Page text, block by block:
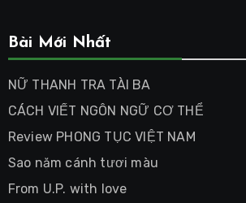
Bài Mới Nhất
NỮ THANH TRA TÀI BA
CÁCH VIẾT NGÔN NGỮ CƠ THỂ
Review PHONG TỤC VIỆT NAM
Sao năm cánh tươi màu
From U.P. with love